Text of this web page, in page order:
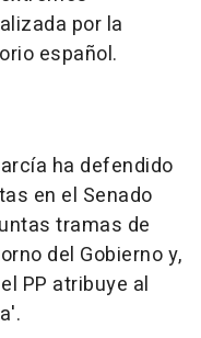
por la
español.
ha defendido
en el Senado
tramas de
del Gobierno y,
PP atribuye al